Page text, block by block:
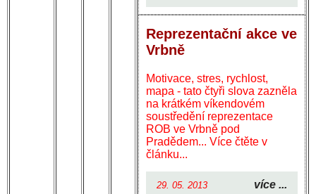
Reprezentační akce ve
Vrbně
Motivace, stres, rychlost,
mapa - tato čtyři slova zazněla
na krátkém víkendovém
soustředění reprezentace
ROB ve Vrbně pod
Pradědem... Více čtěte v
článku...
29. 05. 2013 více ...